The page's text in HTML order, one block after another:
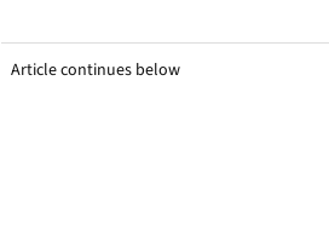
Article continues below